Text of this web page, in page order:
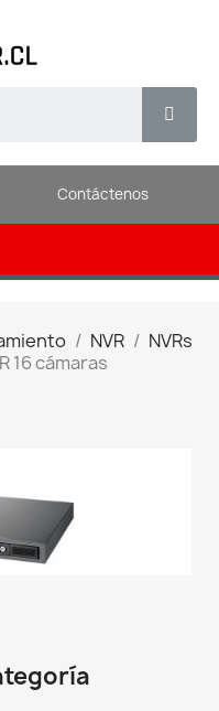
Contáctenos
NVR
NVRs
16 cámaras